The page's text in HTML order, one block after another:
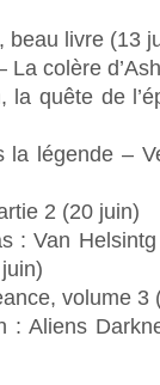
beau livre (13
colère
la quête de
légende –
2 (20 juin)
: Van
volume 3
: Aliens